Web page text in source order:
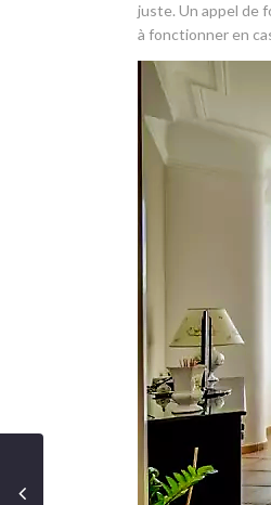
juste. Un appel de
à fonctionner en